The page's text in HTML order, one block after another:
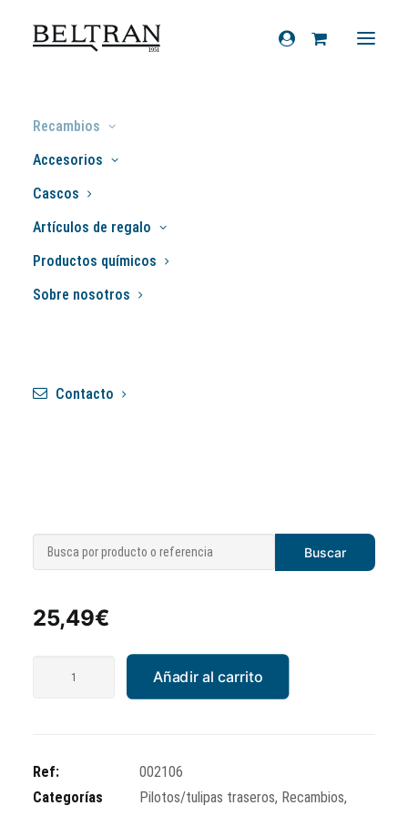
Recambios
Accesorios
Cascos
Artículos de regalo
Productos químicos
Sobre nosotros
Contacto
Inicio»Recambios
Pilotos/tulipas traseros
Primavera
Plastico piloto
Primavera
25,49€
Añadir al carrito
Ref:
002106
Categorías
Pilotos/tulipas traseros, Recambios,